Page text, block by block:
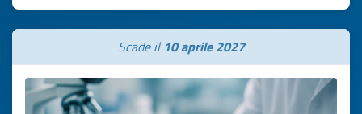
Scade il 10 aprile 2027